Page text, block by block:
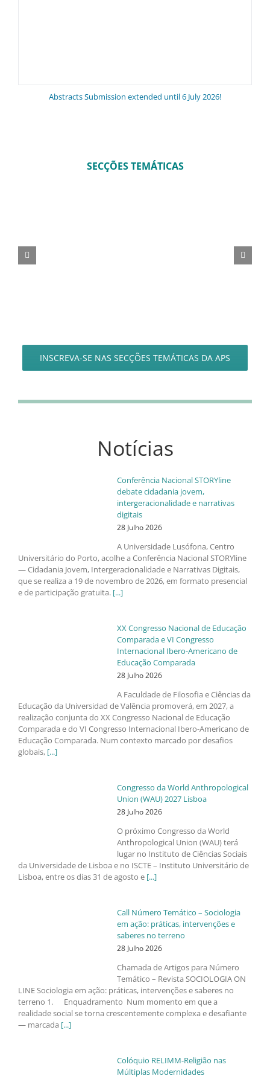
Abstracts Submission extended until 6 July 2026!
SECÇÕES TEMÁTICAS
INSCREVA-SE NAS SECÇÕES TEMÁTICAS DA APS
Notícias
Conferência Nacional STORYline
debate cidadania jovem,
intergeracionalidade e narrativas
digitais
28 Julho 2026
A Universidade Lusófona, Centro
Universitário do Porto, acolhe a Conferência Nacional STORYline
— Cidadania Jovem, Intergeracionalidade e Narrativas Digitais,
que se realiza a 19 de novembro de 2026, em formato presencial
e de participação gratuita. [...]
XX Congresso Nacional de Educação
Comparada e VI Congresso
Internacional Ibero-Americano de
Educação Comparada
28 Julho 2026
A Faculdade de Filosofia e Ciências da
Educação da Universidad de Valência promoverá, em 2027, a
realização conjunta do XX Congresso Nacional de Educação
Comparada e do VI Congresso Internacional Ibero-Americano de
Educação Comparada. Num contexto marcado por desafios
globais, [...]
Congresso da World Anthropological
Union (WAU) 2027 Lisboa
28 Julho 2026
O próximo Congresso da World
Anthropological Union (WAU) terá
lugar no Instituto de Ciências Sociais
da Universidade de Lisboa e no ISCTE – Instituto Universitário de
Lisboa, entre os dias 31 de agosto e [...]
Call Número Temático – Sociologia
em ação: práticas, intervenções e
saberes no terreno
28 Julho 2026
Chamada de Artigos para Número
Temático – Revista SOCIOLOGIA ON
LINE Sociologia em ação: práticas, intervenções e saberes no
terreno 1. Enquadramento Num momento em que a
realidade social se torna crescentemente complexa e desafiante
— marcada [...]
Colóquio RELIMM-Religião nas
Múltiplas Modernidades